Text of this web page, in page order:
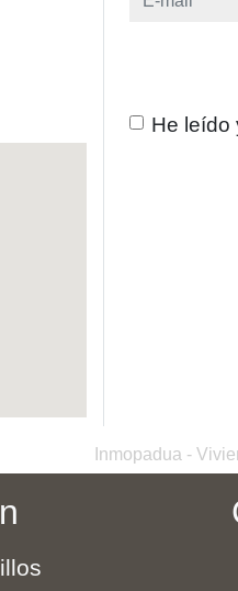
He leído
Inmopadua -